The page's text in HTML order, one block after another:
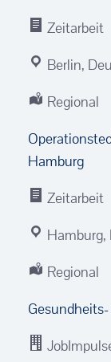
Zeitarbeit
Berlin,
Regional
Hamburg
Zeitarbeit
Regional